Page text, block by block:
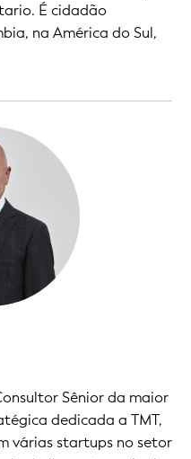
É cidadão
na América do Sul,
Sênior da maior
dedicada a TMT,
várias startups no setor